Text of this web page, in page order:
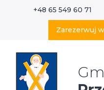
+48 65 549 60 71
Zarezerwuj
Wyszukaj w serwisie